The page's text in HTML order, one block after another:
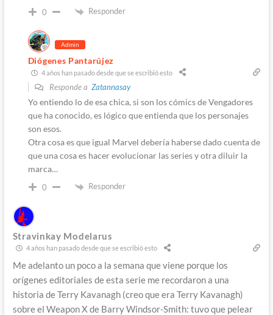
0 Responder
Admin
Diógenes Pantarújez
4 años han pasado desde que se escribió esto
Responde a Zatannasay
Yo entiendo lo de esa chica, si son los cómics de Vengadores
que ha conocido, es lógico que entienda que los personajes
son esos.
Otra cosa es que igual Marvel debería haberse dado cuenta de
que una cosa es hacer evolucionar las series y otra diluir la
marca…
0 Responder
Stravinkay Modelarus
4 años han pasado desde que se escribió esto
Me adelanto un poco a la semana que viene porque los
orígenes editoriales de esta serie me recordaron a una
historia de Terry Kavanagh (creo que era Terry Kavanagh)
sobre el Weapon X de Barry Windsor-Smith: tuvo que pelear